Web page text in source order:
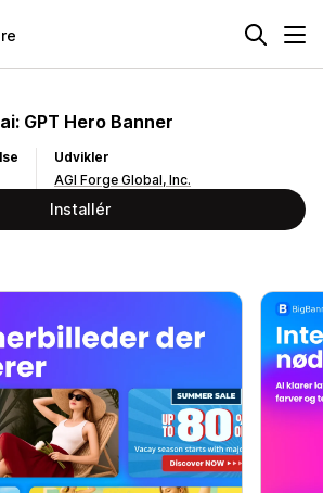
GPT Hero Banner
Udvikler
AGI Forge Global, Inc.
Installér